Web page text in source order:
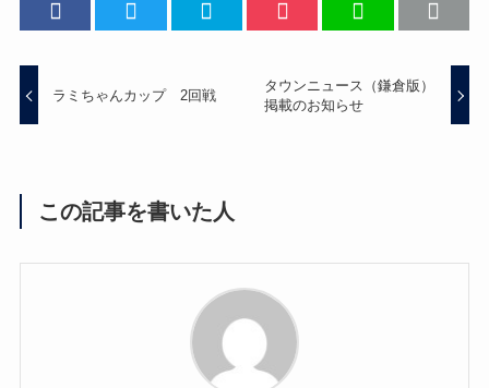
ラミちゃんカップ 2回戦
タウンニュース（鎌倉版）
掲載のお知らせ
この記事を書いた人